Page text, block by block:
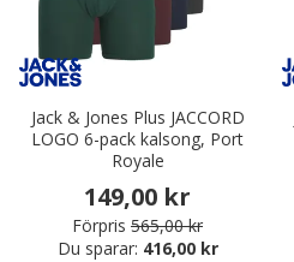
Jack & Jones Plus JACCORD
LOGO 6-pack kalsong, Port
Royale
149,00 kr
Förpris 565,00 kr
Du sparar: 416,00 kr